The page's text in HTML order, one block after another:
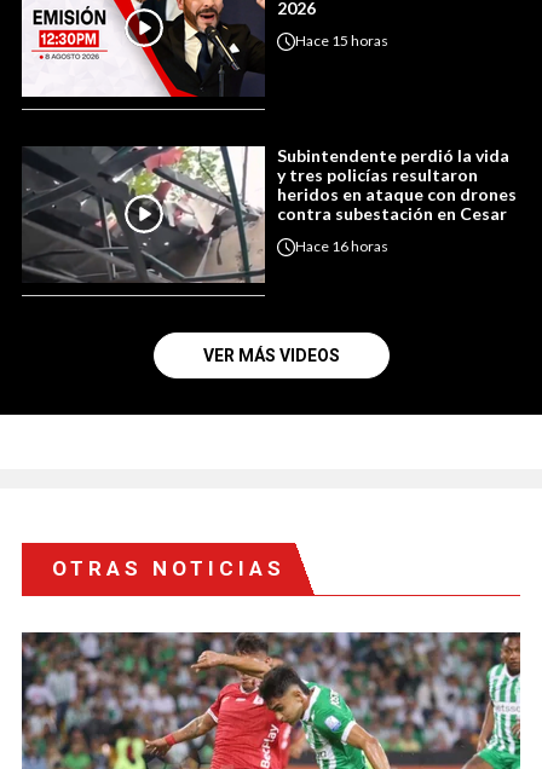
2026
Hace 15 horas
Subintendente perdió la vida
y tres policías resultaron
heridos en ataque con drones
contra subestación en Cesar
Hace 16 horas
VER MÁS VIDEOS
OTRAS NOTICIAS